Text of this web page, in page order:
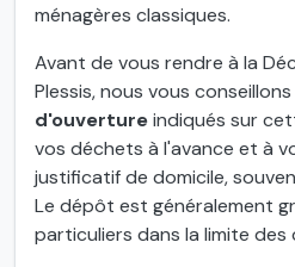
ménagères classiques.
Avant de vous rendre à la
Plessis, nous vous
d'ouvertureindiqués sur
vos déchets à l'avance et à
justificatif de domicile,
Le dépôt est généralement
particuliers dans la limite